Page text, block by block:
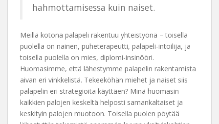
hahmottamisessa kuin naiset.
Meillä kotona palapeli rakentuu yhteistyönä – toisella
puolella on nainen, puheterapeutti, palapeli-intoilija, ja
toisella puolella on mies, diplomi-insinööri.
Huomasimme, että lähestymme palapelin rakentamista
aivan eri vinkkelistä. Tekeeköhän miehet ja naiset siis
palapelin eri strategioita käyttäen? Minä huomasin
kaikkien palojen keskeltä helposti samankaltaiset ja
keskityin palojen muotoon. Toisella puolen pöytää